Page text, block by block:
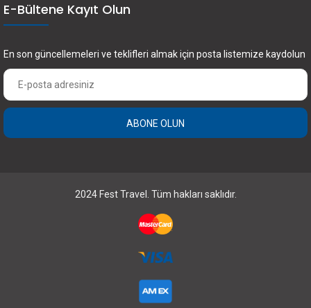
için Üye Olun.
Bunu bir daha gösterme
E-Bültene Kayıt Olun
En son güncellemeleri ve teklifleri almak için posta listemize kaydolun
ABONE OLUN
2024 Fest Travel. Tüm hakları saklıdır.